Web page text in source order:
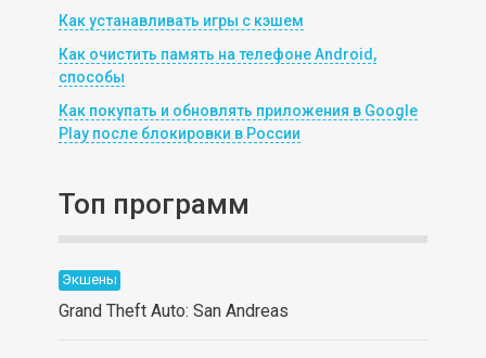
Как устанавливать игры с кэшем
Как очистить память на телефоне Android,
способы
Как покупать и обновлять приложения в Google
Play после блокировки в России
Топ программ
Экшены
Grand Theft Auto: San Andreas